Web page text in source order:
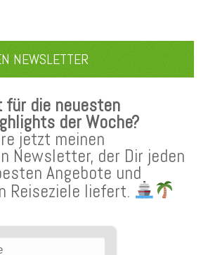
NEWSLETTER
für die neuesten
der Woche?
jetzt meinen
Newsletter, der Dir jeden
Angebote und
Reiseziele liefert.